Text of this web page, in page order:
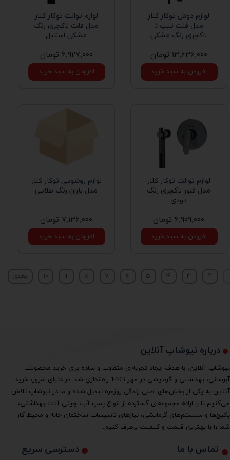
لوازم دوش توکار کلار
مدل فلت تیپ 3
لاکچری رنگ مشکی
۱۳,۶۳۶,۰۰۰ تومان
افزودن به سبد خرید
لوازم توالت توکار کلار
مدل فلت لاکچری رنگ
مشکی استیل
۶,۹۲۷,۰۰۰ تومان
افزودن به سبد خرید
لوازم توالت توکار کلار
مدل فلور لاکچری رنگ
دودی
۶,۹۰۹,۰۰۰ تومان
افزودن به سبد خرید
لوازم روشویی توکار کلار
مدل باران رنگ طلایی
۷,۱۳۶,۰۰۰ تومان
افزودن به سبد خرید
۲ ۳ ۴ ۵ ۶ ۷ ۸ ۹ ۱۰ بعدی
درباره نیوشاپ آنلاین
نیوشاپ آنلاین، با هدف ایجاد تجربه‌ای متفاوت و ساده برای خرید محصولات
آبرسانی، بهداشتی و گرمایشی در مهر 1403 راه‌اندازی شد. در دنیای امروز، خرید
آنلاین به یکی از بخش‌های اصلی زندگی روزمره تبدیل شده و ما در نیوشاپ تلاش
می‌کنیم تا با ارائه مجموعه‌ای گسترده از انواع پمپ آب، چینی آلات بهداشتی،
پکیج‌ها و سیستم‌های گرمایشی، نیازهای تاسیسات ساختمان خانه و محیط کار
شما را با بهترین قیمت و کیفیت برطرف کنیم.
دسترسی سریع تماس با ما